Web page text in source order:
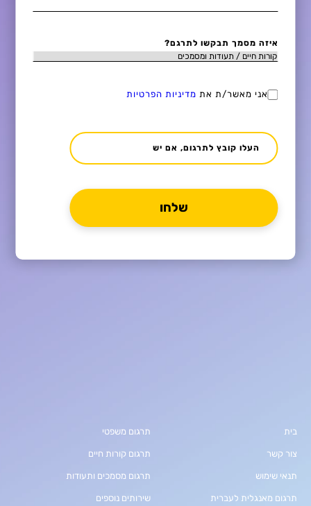
איזה מסמך תבקשו לתרגם?
אני מאשר/ת את מדיניות הפרטיות
העלו קובץ לתרגום, אם יש
בית
צור קשר
תנאי שימוש
תרגום מאנגלית לעברית
תרגום משפטי
תרגום קורות חיים
תרגום מסמכים ותעודות
שירותים נוספים